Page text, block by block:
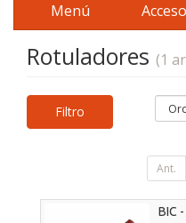
Menú Acceso
Rotuladores (1
Filtro
Ant.
BIC